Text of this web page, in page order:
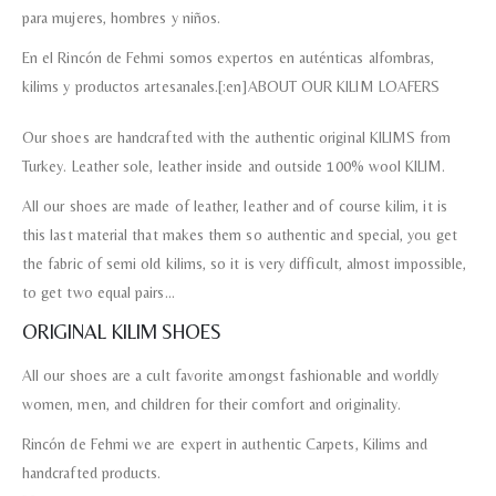
para mujeres, hombres y niños.
En el Rincón de Fehmi somos expertos en auténticas alfombras,
kilims y productos artesanales.[:en]ABOUT OUR KILIM LOAFERS
Our shoes are handcrafted with the authentic original KILIMS from
Turkey. Leather sole, leather inside and outside 100% wool KILIM.
All our shoes are made of leather, leather and of course kilim, it is
this last material that makes them so authentic and special, you get
the fabric of semi old kilims, so it is very difficult, almost impossible,
to get two equal pairs…
ORIGINAL KILIM SHOES
All our shoes are a cult favorite amongst fashionable and worldly
women, men, and children for their comfort and originality.
Rincón de Fehmi we are expert in authentic Carpets, Kilims and
handcrafted products.Nombre y apellido